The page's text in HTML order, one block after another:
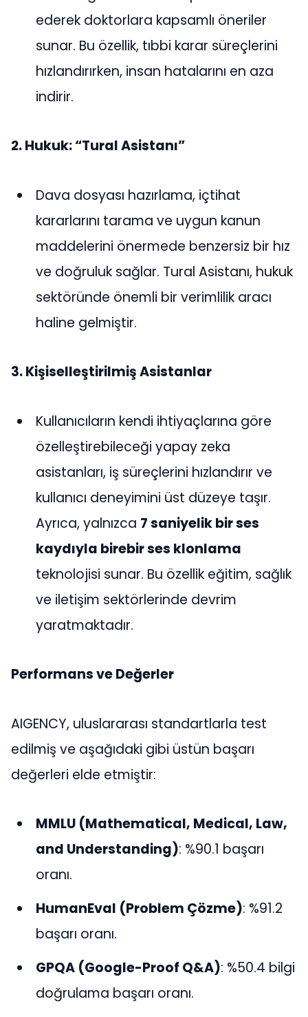
ederek doktorlara kapsamlı öneriler
sunar. Bu özellik, tıbbi karar süreçlerini
hızlandırırken, insan hatalarını en aza
indirir​.
2. Hukuk: “Tural Asistanı”
Dava dosyası hazırlama, içtihat
kararlarını tarama ve uygun kanun
maddelerini önermede benzersiz bir hız
ve doğruluk sağlar. Tural Asistanı, hukuk
sektöründe önemli bir verimlilik aracı
haline gelmiştir​​.
3. Kişiselleştirilmiş Asistanlar
Kullanıcıların kendi ihtiyaçlarına göre
özelleştirebileceği yapay zeka
asistanları, iş süreçlerini hızlandırır ve
kullanıcı deneyimini üst düzeye taşır.
Ayrıca, yalnızca 7 saniyelik bir ses
kaydıyla birebir ses klonlama
teknolojisi sunar. Bu özellik eğitim, sağlık
ve iletişim sektörlerinde devrim
yaratmaktadır​​.
Performans ve Değerler
AIGENCY, uluslararası standartlarla test
edilmiş ve aşağıdaki gibi üstün başarı
değerleri elde etmiştir:
MMLU (Mathematical, Medical, Law,
and Understanding): %90.1 başarı
oranı.
HumanEval (Problem Çözme): %91.2
başarı oranı.
GPQA (Google-Proof Q&A): %50.4 bilgi
doğrulama başarı oranı​​.